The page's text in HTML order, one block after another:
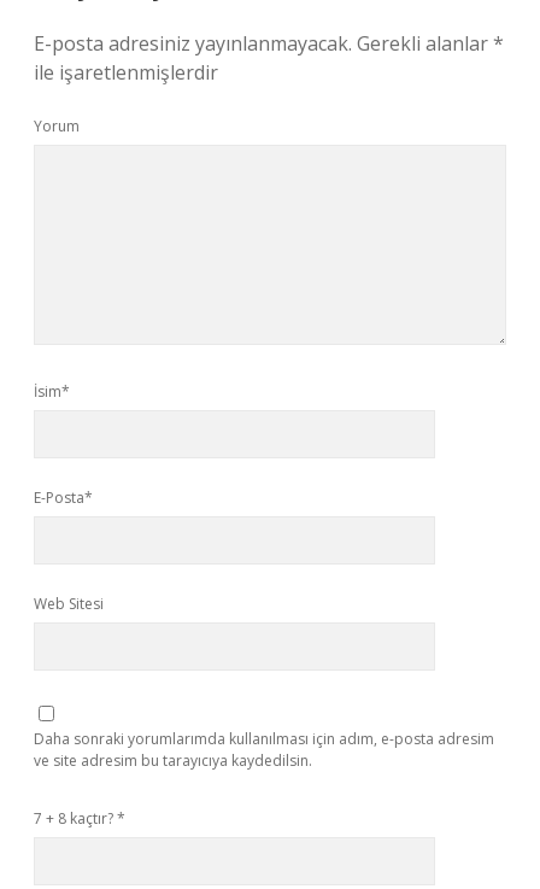
E-posta adresiniz yayınlanmayacak. Gerekli alanlar*
ile işaretlenmişlerdir
Yorum
İsim*
E-Posta*
Web Sitesi
Daha sonraki yorumlarımda kullanılması için adım, e-posta adresim
ve site adresim bu tarayıcıya kaydedilsin.
7 + 8 kaçtır?*